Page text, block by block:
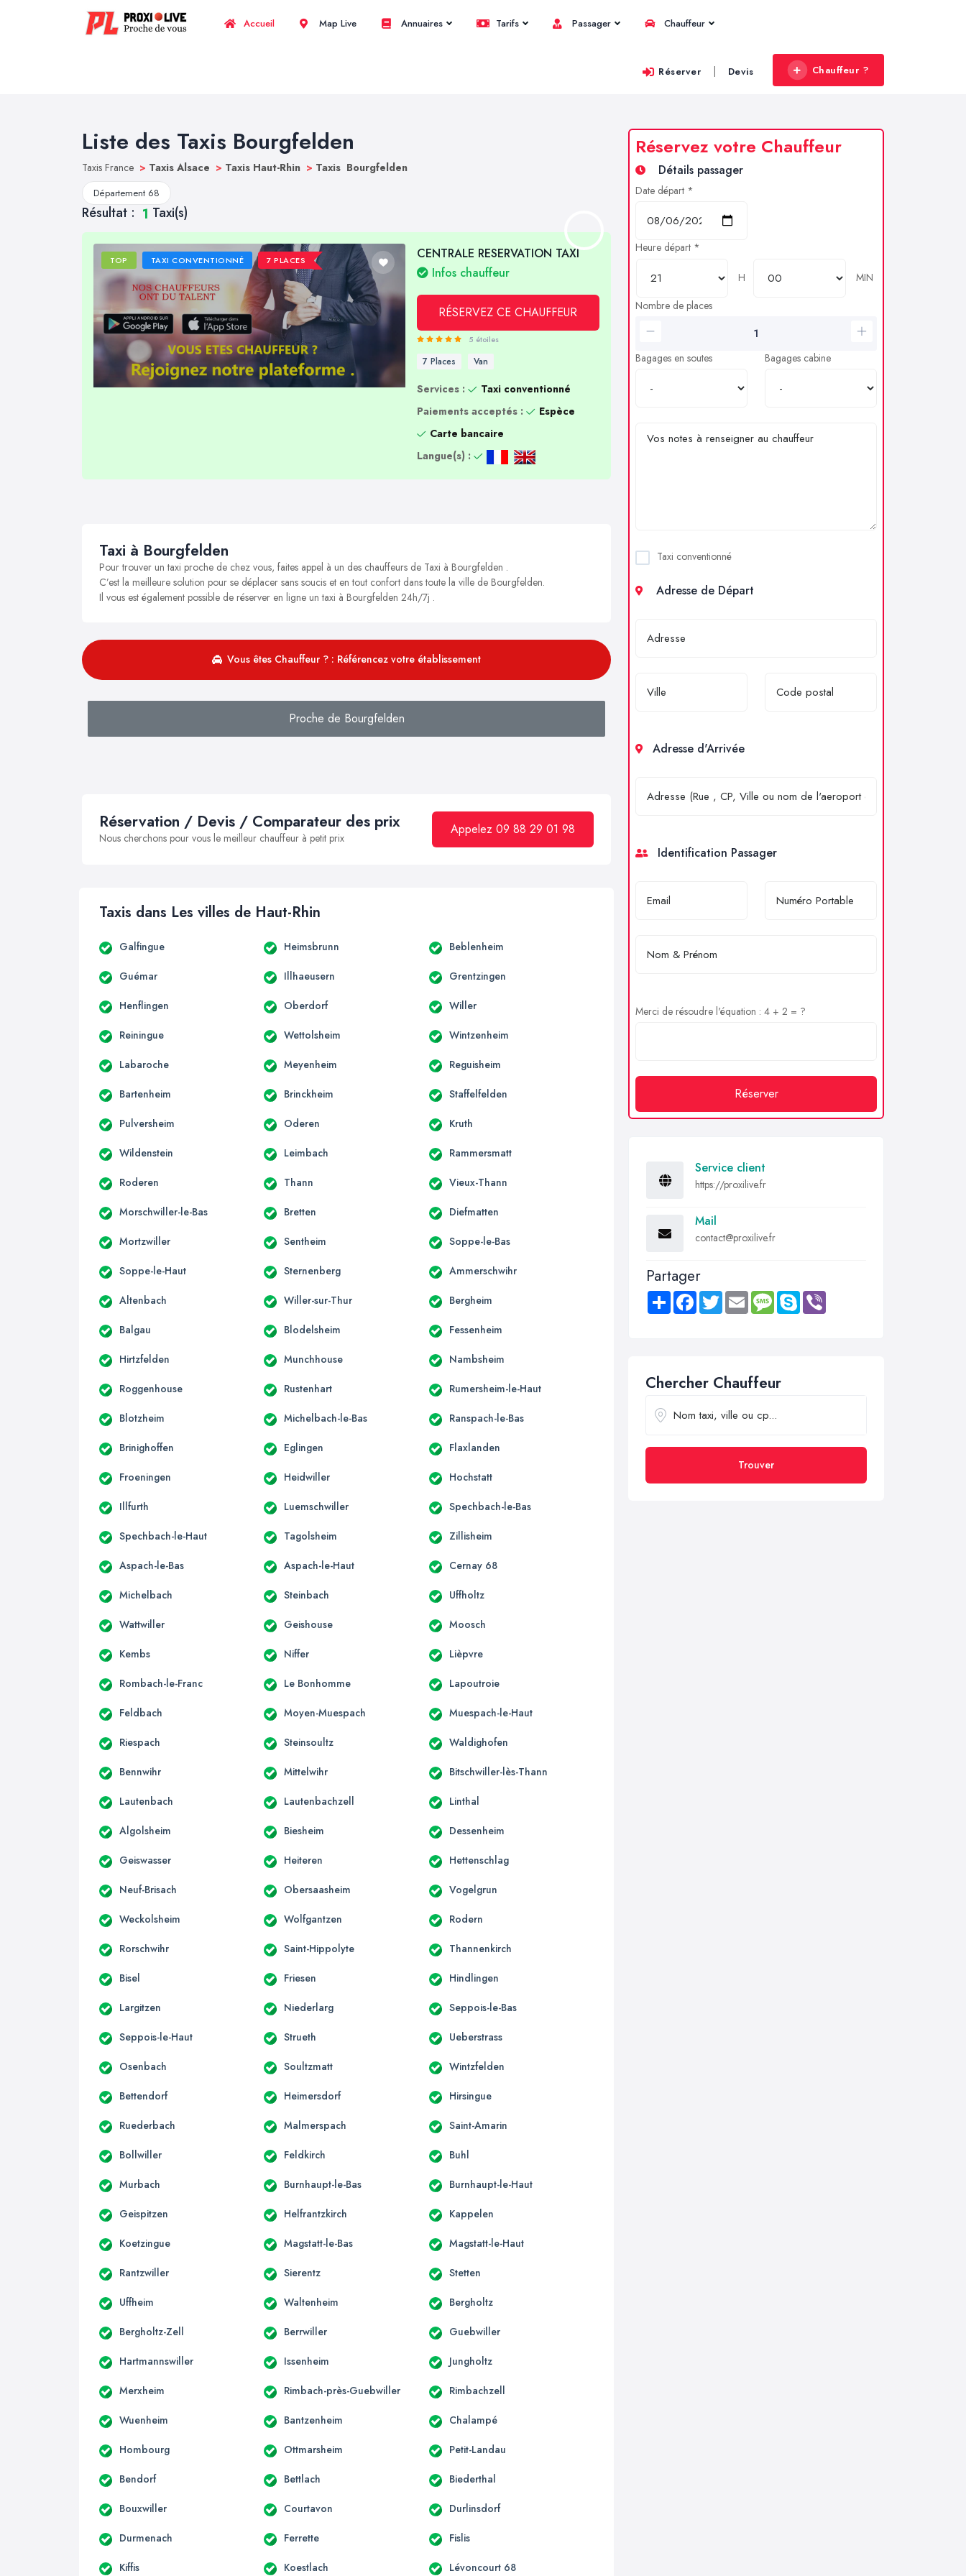
Accueil Map Live Annuaires Tarifs Passager Chauffeur
Réserver | Devis Chauffeur ?
Liste des Taxis Bourgfelden
Taxis France > Taxis Alsace > Taxis Haut-Rhin > Taxis Bourgfelden
Département 68
Résultat : 1 Taxi(s)
TOP TAXI CONVENTIONNÉ 7 PLACES
CENTRALE RESERVATION TAXI
Infos chauffeur
RÉSERVEZ CE CHAUFFEUR
5 étoiles
7 Places Van
Services :
Taxi conventionné
Paiements acceptés :
Espèce
Carte bancaire
Langue(s) :
Taxi à Bourgfelden
Pour trouver un taxi proche de chez vous, faites appel à un des chauffeurs de Taxi à Bourgfelden .
C’est la meilleure solution pour se déplacer sans soucis et en tout confort dans toute la ville de Bourgfelden.
Il vous est également possible de réserver en ligne un taxi à Bourgfelden 24h/7j .
Vous êtes Chauffeur ? : Référencez votre établissement
Proche de Bourgfelden
Réservation / Devis / Comparateur des prix
Nous cherchons pour vous le meilleur chauffeur à petit prix
Appelez 09 88 29 01 98
Taxis dans Les villes de Haut-Rhin
Galfingue Heimsbrunn Beblenheim
Guémar Illhaeusern Grentzingen
Henflingen Oberdorf Willer
Reiningue Wettolsheim Wintzenheim
Labaroche Meyenheim Reguisheim
Bartenheim Brinckheim Staffelfelden
Pulversheim Oderen Kruth
Wildenstein Leimbach Rammersmatt
Roderen Thann Vieux-Thann
Morschwiller-le-Bas Bretten Diefmatten
Mortzwiller Sentheim Soppe-le-Bas
Soppe-le-Haut Sternenberg Ammerschwihr
Altenbach Willer-sur-Thur Bergheim
Balgau Blodelsheim Fessenheim
Hirtzfelden Munchhouse Nambsheim
Roggenhouse Rustenhart Rumersheim-le-Haut
Blotzheim Michelbach-le-Bas Ranspach-le-Bas
Brinighoffen Eglingen Flaxlanden
Froeningen Heidwiller Hochstatt
Illfurth Luemschwiller Spechbach-le-Bas
Spechbach-le-Haut Tagolsheim Zillisheim
Aspach-le-Bas Aspach-le-Haut Cernay 68
Michelbach Steinbach Uffholtz
Wattwiller Geishouse Moosch
Kembs Niffer Lièpvre
Rombach-le-Franc Le Bonhomme Lapoutroie
Feldbach Moyen-Muespach Muespach-le-Haut
Riespach Steinsoultz Waldighofen
Bennwihr Mittelwihr Bitschwiller-lès-Thann
Lautenbach Lautenbachzell Linthal
Algolsheim Biesheim Dessenheim
Geiswasser Heiteren Hettenschlag
Neuf-Brisach Obersaasheim Vogelgrun
Weckolsheim Wolfgantzen Rodern
Rorschwihr Saint-Hippolyte Thannenkirch
Bisel Friesen Hindlingen
Largitzen Niederlarg Seppois-le-Bas
Seppois-le-Haut Strueth Ueberstrass
Osenbach Soultzmatt Wintzfelden
Bettendorf Heimersdorf Hirsingue
Ruederbach Malmerspach Saint-Amarin
Bollwiller Feldkirch Buhl
Murbach Burnhaupt-le-Bas Burnhaupt-le-Haut
Geispitzen Helfrantzkirch Kappelen
Koetzingue Magstatt-le-Bas Magstatt-le-Haut
Rantzwiller Sierentz Stetten
Uffheim Waltenheim Bergholtz
Bergholtz-Zell Berrwiller Guebwiller
Hartmannswiller Issenheim Jungholtz
Merxheim Rimbach-près-Guebwiller Rimbachzell
Wuenheim Bantzenheim Chalampé
Hombourg Ottmarsheim Petit-Landau
Bendorf Bettlach Biederthal
Bouxwiller Courtavon Durlinsdorf
Durmenach Ferrette Fislis
Kiffis Koestlach Lévoncourt 68
Réservez votre Chauffeur
Détails passager
Date départ *
Heure départ *
H
MIN
Nombre de places
Bagages en soutes Bagages cabine
Taxi conventionné
Adresse de Départ
Adresse d'Arrivée
Identification Passager
Merci de résoudre l'équation : 4 + 2 = ?
Réserver
Service client
https://proxilive.fr
Mail
contact@proxilive.fr
Partager
Share FacebookTwitter Email MessageSkype
Chercher Chauffeur
Trouver